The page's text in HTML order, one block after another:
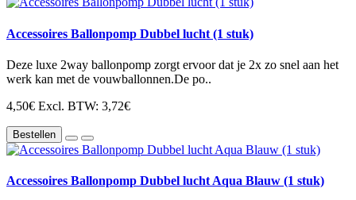
Accessoires Ballonpomp Dubbel lucht (1 stuk)
Deze luxe 2way ballonpomp zorgt ervoor dat je 2x zo snel aan het
werk kan met de vouwballonnen.De po..
4,50€ Excl. BTW: 3,72€
Bestellen
Accessoires Ballonpomp Dubbel lucht Aqua Blauw (1 stuk)